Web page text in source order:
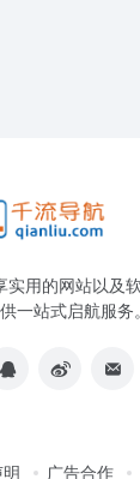
用的网站以及
一站式启航服务。
广告合作